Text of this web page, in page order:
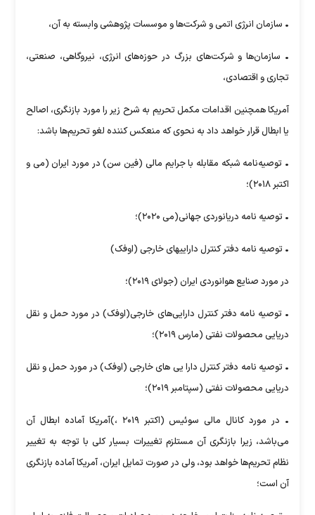
• سازمان انرژی اتمی و شرکت‌ها و موسسات پژوهشی وابسته به آن،
• سازمان‌ها و شرکت‌های بزرگ در حوزه‌های انرژی، نیروگاهی، صنعتی،
تجاری و اقتصادی،
آمریکا همچنین اقدامات مکمل تحریم به شرح زیر را مورد بازنگری، اصالح
یا ابطال قرار خواهد داد به نحوی که منعکس کننده لغو تحریم‌ها باشد:
• توصیه‌نامه شبکه مقابله با جرایم مالی (فین سن) در مورد ایران (می و
اکتبر ۲۰۱۸)؛
• توصیه نامه دریانوردی جهانی(می ۲۰۲۰)؛
• توصیه نامه دفتر کنترل داراییهای خارجی (اوفک)
در مورد صنایع هوانوردی ایران (جولای ۲۰۱۹)؛
• توصیه نامه دفتر کنترل دارایی‌های خارجی(اوفک) در مورد حمل و نقل
دریایی محصولات نفتی (مارس ۲۰۱۹)؛
• توصیه نامه دفتر کنترل دارا یی های خارجی (اوفک) در مورد حمل و نقل
دریایی محصولات نفتی (سپتامبر ۲۰۱۹)؛
• در مورد کانال مالی سوئیس (اکتبر ۲۰۱۹ ،)آمریکا آماده ابطال آن
می‌باشد، زیرا بازنگری آن مستلزم تغییرات بسیار کلی با توجه به تغییر
نظام تحریم‌ها خواهد بود، ولی در صورت تمایل ایران، آمریکا آماده بازنگری
آن است؛